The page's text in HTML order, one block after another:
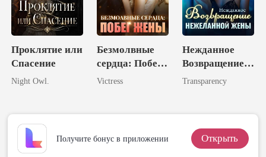
Проклятие или
Спасение
Night Owl.
Безмолвные
сердца: Побег
Жены
Victress
Нежданное
Возвращение
Нежеланной
Transparency
Получите бонус в приложении Открыть